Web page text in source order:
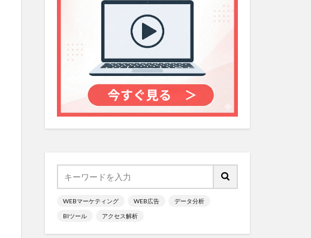
WEBマーケティング WEB広告 データ分析
BIツール アクセス解析